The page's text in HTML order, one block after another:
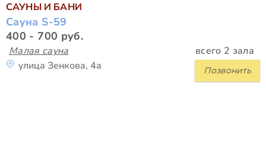
САУНЫ И БАНИ
Сауна S-59
400 - 700 руб.
Малая сауна всего 2 зала
Позвонить
улица Зенкова, 4а